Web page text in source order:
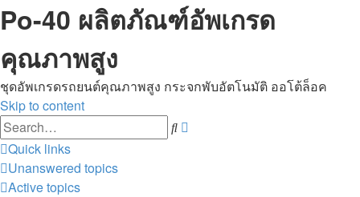
Po-40 ผลิตภัณฑ์อัพเกรด
คุณภาพสูง
ชุดอัพเกรดรถยนต์คุณภาพสูง กระจกพับอัตโนมัติ ออโต้ล็อค
Skip to content
Search
Quick links
Unanswered topics
Active topics